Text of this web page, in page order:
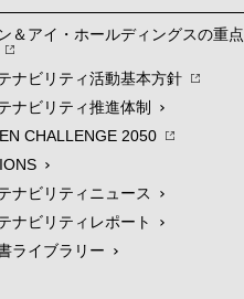
＆アイ・ホールディングスの重点
ナビリティ活動基本方針
ナビリティ推進体制
CHALLENGE 2050
ナビリティニュース
ナビリティレポート
ライブラリー